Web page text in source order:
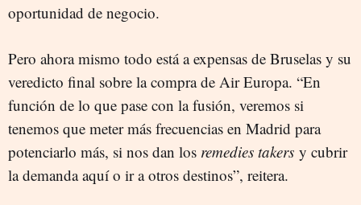
oportunidad de negocio.
Pero ahora mismo todo está a expensas de Bruselas y su
veredicto final sobre la compra de Air Europa. “En
función de lo que pase con la fusión, veremos si
tenemos que meter más frecuencias en Madrid para
potenciarlo más, si nos dan los remedies takers y cubrir
la demanda aquí o ir a otros destinos”, reitera.